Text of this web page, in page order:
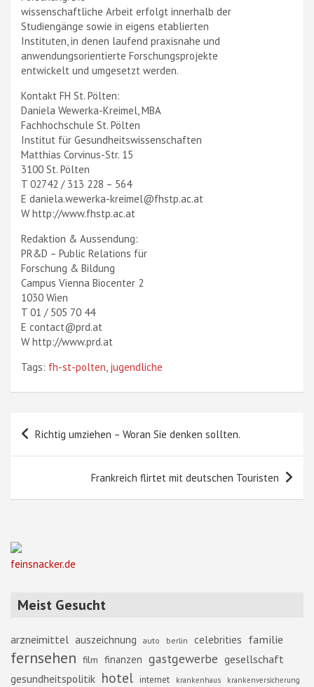
wissenschaftliche Arbeit erfolgt innerhalb der
Studiengänge sowie in eigens etablierten
Instituten, in denen laufend praxisnahe und
anwendungsorientierte Forschungsprojekte
entwickelt und umgesetzt werden.
Kontakt FH St. Pölten:
Daniela Wewerka-Kreimel, MBA
Fachhochschule St. Pölten
Institut für Gesundheitswissenschaften
Matthias Corvinus-Str. 15
3100 St. Pölten
T 02742 / 313 228 – 564
E daniela.wewerka-kreimel@fhstp.ac.at
W http://www.fhstp.ac.at
Redaktion & Aussendung:
PR&D – Public Relations für
Forschung & Bildung
Campus Vienna Biocenter 2
1030 Wien
T 01 / 505 70 44
E contact@prd.at
W http://www.prd.at
Tags: fh-st-polten, jugendliche
Beitragsnavigation
Richtig umziehen – Woran Sie denken sollten.
Frankreich flirtet mit deutschen Touristen
feinsnacker.de
Meist Gesucht
arzneimittel auszeichnung auto berlin celebrities familie
fernsehen film finanzen gastgewerbe gesellschaft
gesundheitspolitik hotel internet krankenhaus krankenversicherung